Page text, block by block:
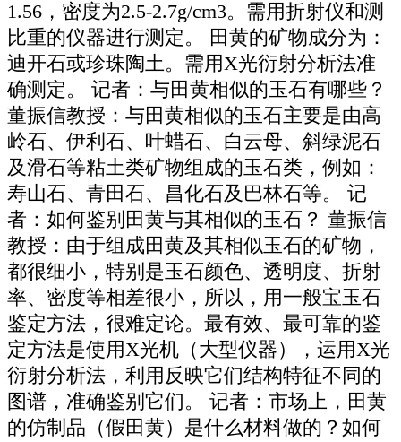
1.56，密度为2.5-2.7g/cm3。需用折射仪和测
比重的仪器进行测定。 田黄的矿物成分为：
迪开石或珍珠陶土。需用X光衍射分析法准
确测定。 记者：与田黄相似的玉石有哪些？
董振信教授：与田黄相似的玉石主要是由高
岭石、伊利石、叶蜡石、白云母、斜绿泥石
及滑石等粘土类矿物组成的玉石类，例如：
寿山石、青田石、昌化石及巴林石等。 记
者：如何鉴别田黄与其相似的玉石？ 董振信
教授：由于组成田黄及其相似玉石的矿物，
都很细小，特别是玉石颜色、透明度、折射
率、密度等相差很小，所以，用一般宝玉石
鉴定方法，很难定论。最有效、最可靠的鉴
定方法是使用X光机（大型仪器），运用X光
衍射分析法，利用反映它们结构特征不同的
图谱，准确鉴别它们。 记者：市场上，田黄
的仿制品（假田黄）是什么材料做的？如何